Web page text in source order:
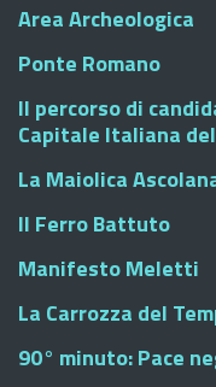
Area Archeologica
Ponte Romano
Il percorso di
Capitale Italiana
La Maiolica
Il Ferro Battuto
Manifesto Meletti
La Carrozza del
90° minuto: Pace